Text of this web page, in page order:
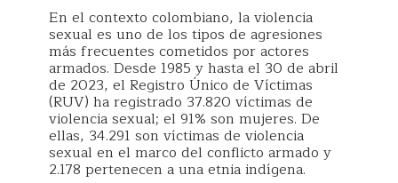
En el contexto colombiano, la violencia
sexual es uno de los tipos de agresiones
más frecuentes cometidos por actores
armados. Desde 1985 y hasta el 30 de abril
de 2023, el Registro Único de Víctimas
(RUV) ha registrado 37.820 víctimas de
violencia sexual; el 91% son mujeres. De
ellas, 34.291 son víctimas de violencia
sexual en el marco del conflicto armado y
2.178 pertenecen a una etnia indígena.